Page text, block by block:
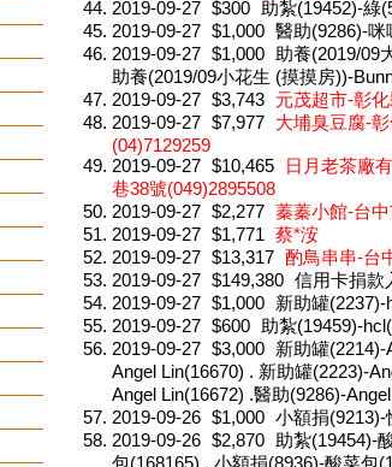
2019-09-27 $300 助紮(19452)-綠
2019-09-27 $1,000 醫助(9286)-咪
2019-09-27 $1,000 助養(2019/09
助養(2019/09小花生 (摸摸房))-
2019-09-27 $3,743
元茂超市-彰
2019-09-27 $7,977
大埔臭豆腐-
(04)7129259
2019-09-27 $10,465
日月老茶廠
巷38號(049)2895508
2019-09-27 $2,277 蓁蓁小館-台
2019-09-27 $1,771 蔡*洝
2019-09-27 $13,317 酌鳥串串-台
2019-09-27 $149,380 信用卡捐款
2019-09-27 $1,000
新助罐(2237)-
2019-09-27 $600 助紮(19459)-
2019-09-27 $3,000
新助罐(2214)-
Angel Lin(16670) . 新助罐(2223)-
Angel Lin(16672) .醫助(9286)-
2019-09-26 $1,000 小額捐(9213)-
2019-09-26 $2,870 助紮(19454)-